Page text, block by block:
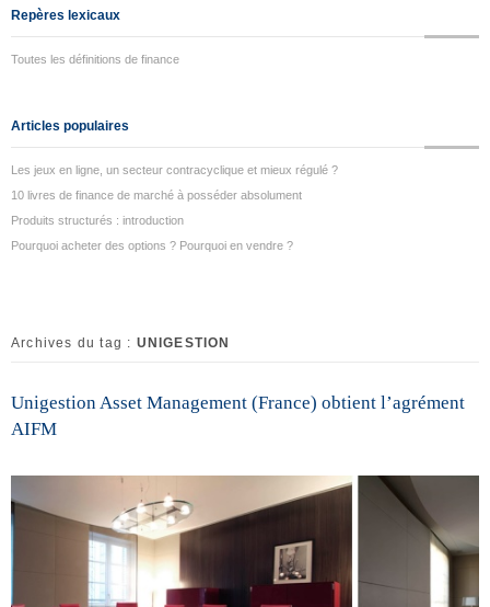
Repères lexicaux
Toutes les définitions de finance
Articles populaires
Les jeux en ligne, un secteur contracyclique et mieux régulé ?
10 livres de finance de marché à posséder absolument
Produits structurés : introduction
Pourquoi acheter des options ? Pourquoi en vendre ?
Archives du tag : UNIGESTION
Unigestion Asset Management (France) obtient l’agrément
AIFM